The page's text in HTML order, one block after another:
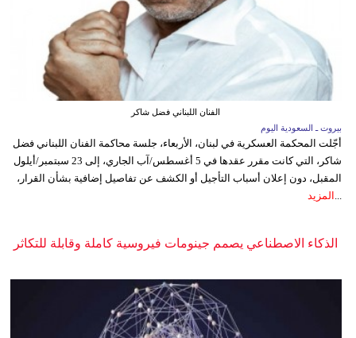
الفنان اللبناني فضل شاكر
بيروت ـ السعودية اليوم
أجّلت المحكمة العسكرية في لبنان، الأربعاء، جلسة محاكمة الفنان اللبناني فضل
شاكر، التي كانت مقرر عقدها في 5 أغسطس/آب الجاري، إلى 23 سبتمبر/أيلول
المقبل، دون إعلان أسباب التأجيل أو الكشف عن تفاصيل إضافية بشأن القرار،
المزيد
الذكاء الاصطناعي يصمم جينومات فيروسية كاملة وقابلة للتكاثر